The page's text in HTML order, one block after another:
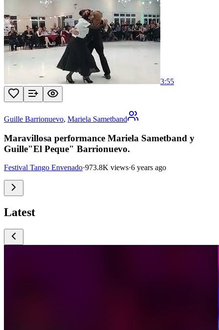
3:55
Guille Barrionuevo, Mariela Sametband
Maravillosa performance Mariela Sametband y
Guille"El Peque" Barrionuevo.
Festival Tango Envenado·973.8K views·6 years ago
Latest